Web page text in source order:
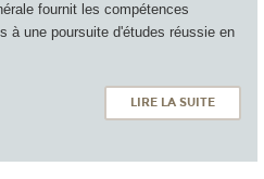
fournit les compétences
à une poursuite d'études réussie en
LIRE LA SUITE